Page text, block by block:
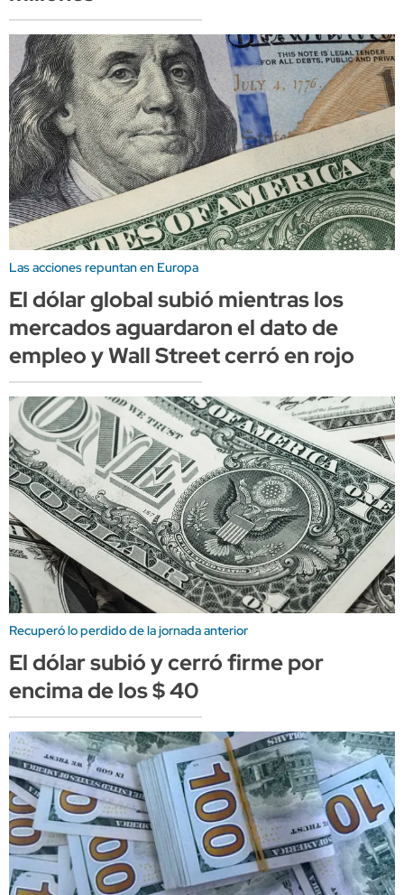
Las acciones repuntan en Europa
El dólar global subió mientras los
mercados aguardaron el dato de
empleo y Wall Street cerró en rojo
Recuperó lo perdido de la jornada anterior
El dólar subió y cerró firme por
encima de los $ 40